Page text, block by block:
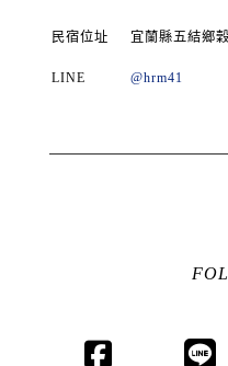
民宿位址 宜蘭縣五結鄉
LINE @hrm41